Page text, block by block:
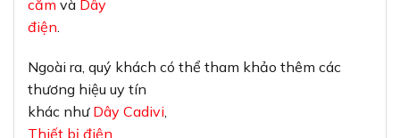
cắm và Dây
điện
Ngoài ra, quý khách có thể tham khảo thêm các
thương hiệu uy tín
khác như Dây Cadivi,
Thiết bị điện